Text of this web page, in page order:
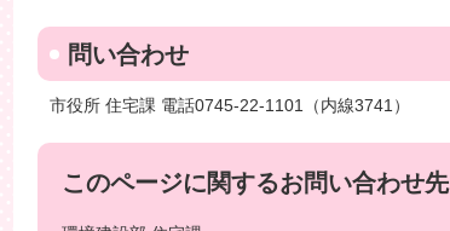
問い合わせ
市役所 住宅課 電話0745-22-1101（内線3741）
このページに関するお問い合わせ先